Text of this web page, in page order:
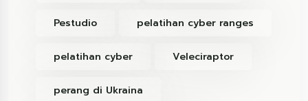
Pestudio pelatihan cyber ranges
pelatihan cyber Veleciraptor
perang di Ukraina